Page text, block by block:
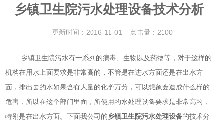
乡镇卫生院污水处理设备技术分析
更新时间：2016-11-01 点击量： 2100
乡镇卫生院污水有一系列的病毒、生物以及药物等，对于这样的
机构在用水上面要求是非常高的，不管是在进水方面还是在出水方
面，排出去的水如果含有大量的化学万分，可以想象会造成什么样的
危害，所以在这个部门里面，所使用的水处理设备要求是非常高的，
特别是在出水方面。下面我公司的乡镇卫生院污水处理设备的技术分